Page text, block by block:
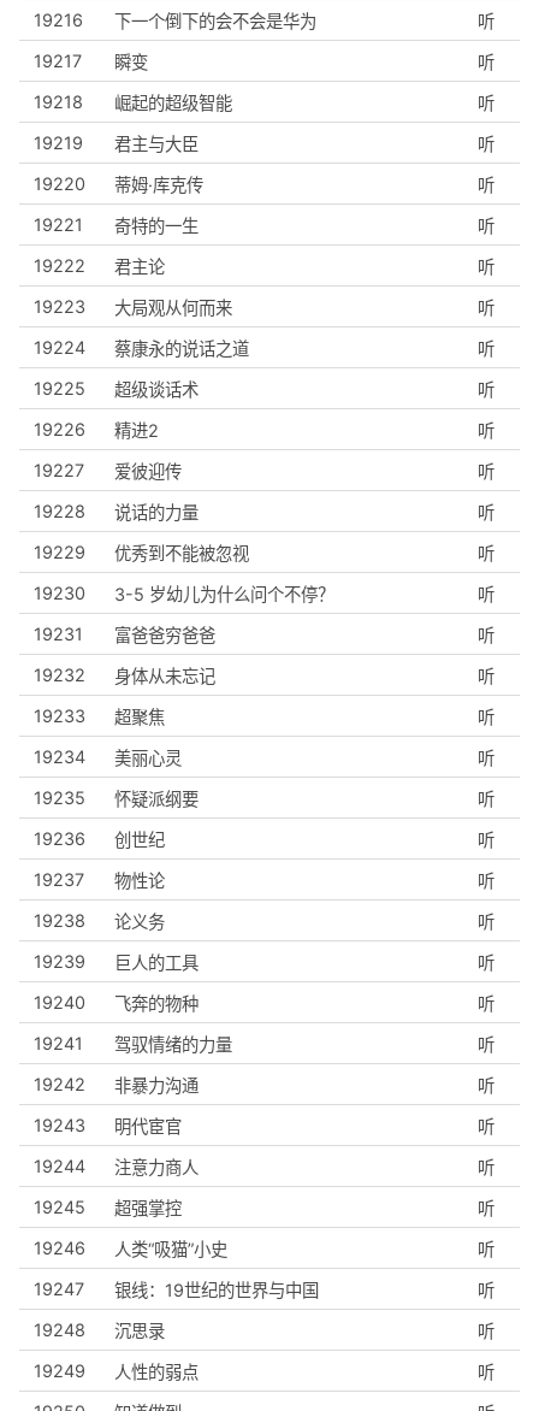
19216
下一个倒下的会不会是华为
听
19217
瞬变
听
19218
崛起的超级智能
听
19219
君主与大臣
听
19220
蒂姆·库克传
听
19221
奇特的一生
听
19222
君主论
听
19223
大局观从何而来
听
19224
蔡康永的说话之道
听
19225
超级谈话术
听
19226
精进2
听
19227
爱彼迎传
听
19228
说话的力量
听
19229
优秀到不能被忽视
听
19230
3-5 岁幼儿为什么问个不停？
听
19231
富爸爸穷爸爸
听
19232
身体从未忘记
听
19233
超聚焦
听
19234
美丽心灵
听
19235
怀疑派纲要
听
19236
创世纪
听
19237
物性论
听
19238
论义务
听
19239
巨人的工具
听
19240
飞奔的物种
听
19241
驾驭情绪的力量
听
19242
非暴力沟通
听
19243
明代宦官
听
19244
注意力商人
听
19245
超强掌控
听
19246
人类“吸猫”小史
听
19247
银线：19世纪的世界与中国
听
19248
沉思录
听
19249
人性的弱点
听